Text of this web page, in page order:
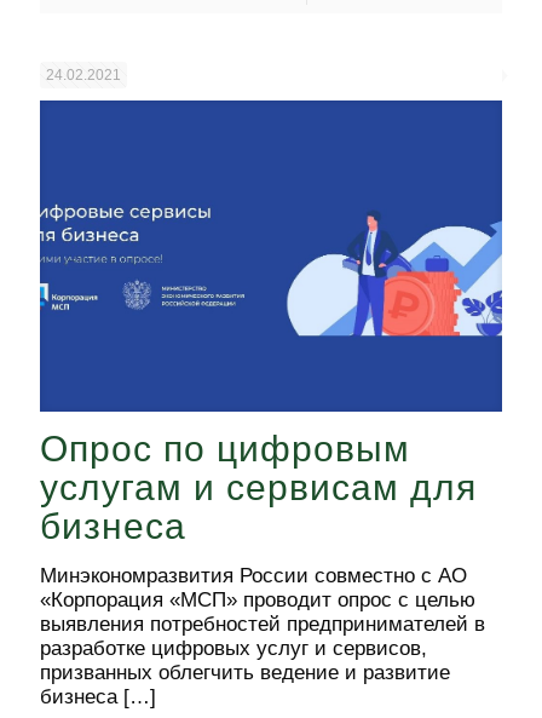
24.02.2021
Опрос по цифровым
услугам и сервисам для
бизнеса
Минэкономразвития России совместно с АО
«Корпорация «МСП» проводит опрос с целью
выявления потребностей предпринимателей в
разработке цифровых услуг и сервисов,
призванных облегчить ведение и развитие
бизнеса[…]